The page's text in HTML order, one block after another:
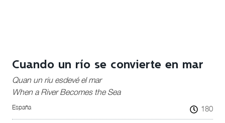
Cuando un río se convierte en mar
Quan un riu esdevé el mar
When a River Becomes the Sea
España 180